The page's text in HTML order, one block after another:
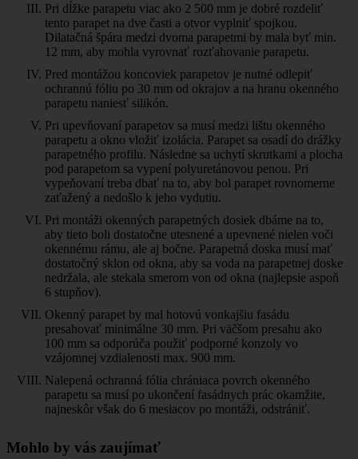
Pri dĺžke parapetu viac ako 2 500 mm je dobré rozdeliť
tento parapet na dve časti a otvor vyplniť spojkou.
Dilatačná špára medzi dvoma parapetmi by mala byť min.
12 mm, aby mohla vyrovnať rozťahovanie parapetu.
Pred montážou koncoviek parapetov je nutné odlepiť
ochrannú fóliu po 30 mm od okrajov a na hranu okenného
parapetu naniesť silikón.
Pri upevňovaní parapetov sa musí medzi lištu okenného
parapetu a okno vložiť izolácia. Parapet sa osadí do drážky
parapetného profilu. Následne sa uchytí skrutkami a plocha
pod parapetom sa vypení polyuretánovou penou. Pri
vypeňovaní treba dbať na to, aby bol parapet rovnomerne
zaťažený a nedošlo k jeho vydutiu.
Pri montáži okenných parapetných dosiek dbáme na to,
aby tieto boli dostatočne utesnené a upevnené nielen voči
okennému rámu, ale aj bočne. Parapetná doska musí mať
dostatočný sklon od okna, aby sa voda na parapetnej doske
nedržala, ale stekala smerom von od okna (najlepsie aspoň
6 stupňov).
Okenný parapet by mal hotovú vonkajšiu fasádu
presahovať minimálne 30 mm. Pri väčšom presahu ako
100 mm sa odporúča použiť podporné konzoly vo
vzájomnej vzdialenosti max. 900 mm.
Nalepená ochranná fólia chrániaca povrch okenného
parapetu sa musí po ukončení fasádnych prác okamžite,
najneskôr však do 6 mesiacov po montáži, odstrániť.
Mohlo by vás zaujímať